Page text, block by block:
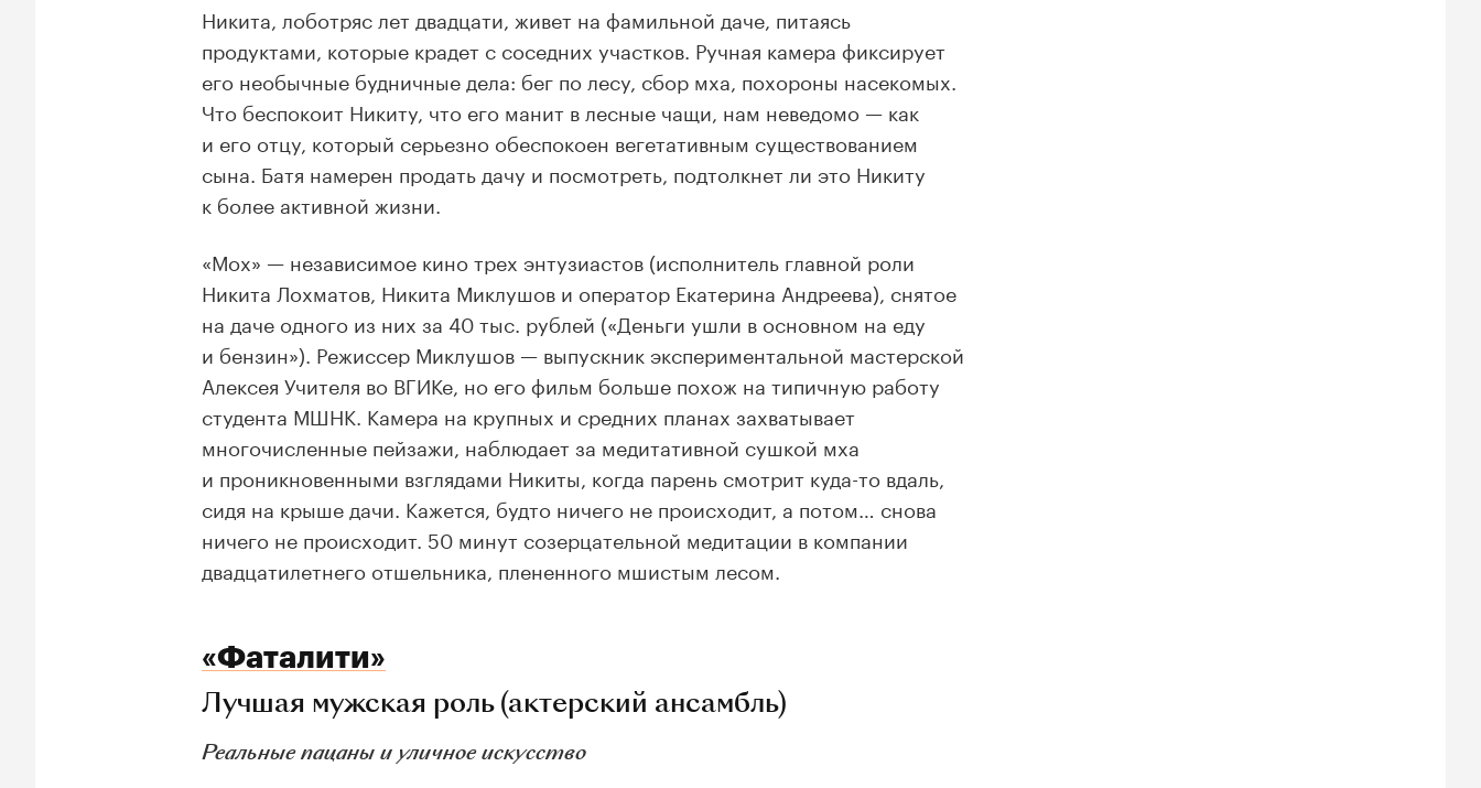
Никита, лоботряс лет двадцати, живет на фамильной даче, питаясь
продуктами, которые крадет с соседних участков. Ручная камера фиксирует
его необычные будничные дела: бег по лесу, сбор мха, похороны насекомых.
Что беспокоит Никиту, что его манит в лесные чащи, нам неведомо — как
и его отцу, который серьезно обеспокоен вегетативным существованием
сына. Батя намерен продать дачу и посмотреть, подтолкнет ли это Никиту
к более активной жизни.
«Мох» — независимое кино трех энтузиастов (исполнитель главной роли
Никита Лохматов, Никита Миклушов и оператор Екатерина Андреева), снятое
на даче одного из них за 40 тыс. рублей («Деньги ушли в основном на еду
и бензин»). Режиссер Миклушов — выпускник экспериментальной мастерской
Алексея Учителя во ВГИКе, но его фильм больше похож на типичную работу
студента МШНК. Камера на крупных и средних планах захватывает
многочисленные пейзажи, наблюдает за медитативной сушкой мха
и проникновенными взглядами Никиты, когда парень смотрит куда-то вдаль,
сидя на крыше дачи. Кажется, будто ничего не происходит, а потом… снова
ничего не происходит. 50 минут созерцательной медитации в компании
двадцатилетнего отшельника, плененного мшистым лесом.
«Фаталити»
Лучшая мужская роль (актерский ансамбль)
Реальные пацаны и уличное искусство